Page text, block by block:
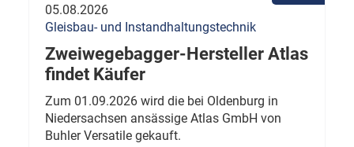
05.08.2026
Gleisbau- und Instandhaltungstechnik
Zweiwegebagger-Hersteller Atlas
findet Käufer
Zum 01.09.2026 wird die bei Oldenburg in
Niedersachsen ansässige Atlas GmbH von
Buhler Versatile gekauft.